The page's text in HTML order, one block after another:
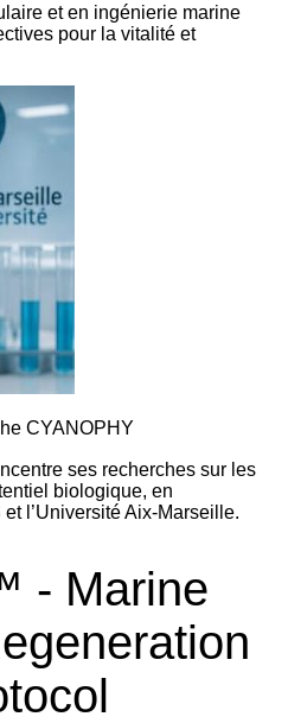
et en ingénierie marine
pour la vitalité et
CYANOPHY
ses recherches sur les
biologique, en
l’Université Aix-Marseille.
- Marine